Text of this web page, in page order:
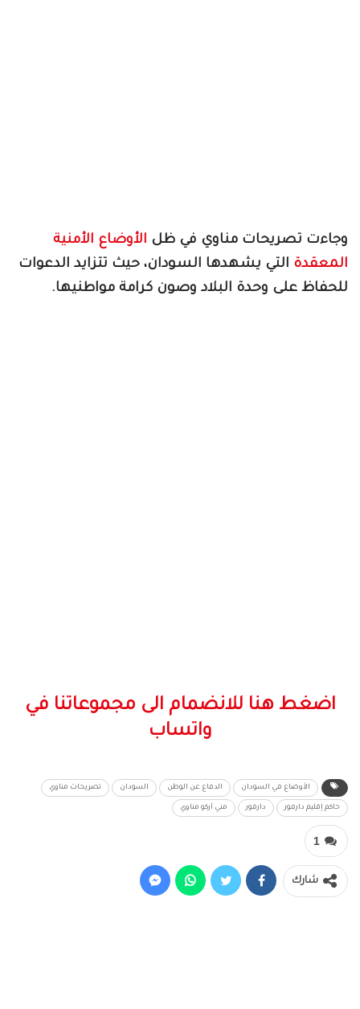
وجاءت تصريحات مناوي في ظل الأوضاع الأمنية
المعقدة التي يشهدها السودان، حيث تتزايد الدعوات
للحفاظ على وحدة البلاد وصون كرامة مواطنيها.
اضغط هنا للانضمام الى مجموعاتنا في
واتساب
الأوضاع في السودان الدفاع عن الوطن السودان تصريحات مناوي
حاكم إقليم دارفور دارفور مني أركو مناوي
1
شارك